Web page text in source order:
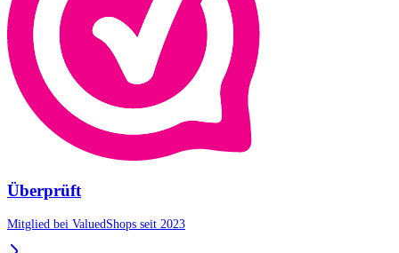
Überprüft
Mitglied bei ValuedShops seit 2023